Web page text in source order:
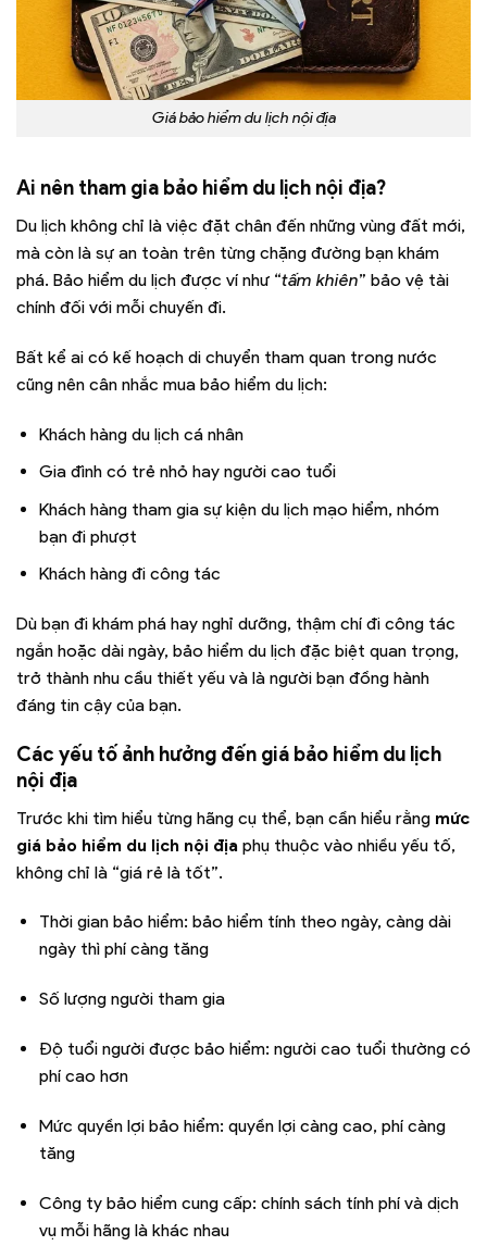
Giá bảo hiểm du lịch nội địa
Ai nên tham gia bảo hiểm du lịch nội địa?
Du lịch không chỉ là việc đặt chân đến những vùng đất mới,
mà còn là sự an toàn trên từng chặng đường bạn khám
phá. Bảo hiểm du lịch được ví như “tấm khiên” bảo vệ tài
chính đối với mỗi chuyến đi.
Bất kể ai có kế hoạch di chuyển tham quan trong nước
cũng nên cân nhắc mua bảo hiểm du lịch:
Khách hàng du lịch cá nhân
Gia đình có trẻ nhỏ hay người cao tuổi
Khách hàng tham gia sự kiện du lịch mạo hiểm, nhóm
bạn đi phượt
Khách hàng đi công tác
Dù bạn đi khám phá hay nghỉ dưỡng, thậm chí đi công tác
ngắn hoặc dài ngày, bảo hiểm du lịch đặc biệt quan trọng,
trở thành nhu cầu thiết yếu và là người bạn đồng hành
đáng tin cậy của bạn.
Các yếu tố ảnh hưởng đến giá bảo hiểm du lịch
nội địa
Trước khi tìm hiểu từng hãng cụ thể, bạn cần hiểu rằng mức
giá bảo hiểm du lịch nội địa phụ thuộc vào nhiều yếu tố,
không chỉ là “giá rẻ là tốt”.
Thời gian bảo hiểm: bảo hiểm tính theo ngày, càng dài
ngày thì phí càng tăng
Số lượng người tham gia
Độ tuổi người được bảo hiểm: người cao tuổi thường có
phí cao hơn
Mức quyền lợi bảo hiểm: quyền lợi càng cao, phí càng
tăng
Công ty bảo hiểm cung cấp: chính sách tính phí và dịch
vụ mỗi hãng là khác nhau